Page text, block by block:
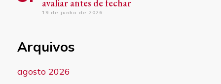
avaliar antes de fechar
19 de junho de 2026
Arquivos
agosto 2026